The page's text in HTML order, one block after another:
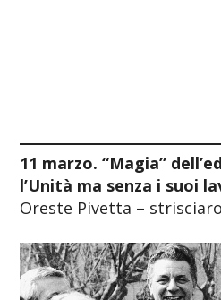
11 marzo. “Magia”
l’Unità ma senza i suoi
Oreste Pivetta –